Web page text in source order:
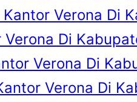
Verona Di
Di
Verona Di
Verona Di